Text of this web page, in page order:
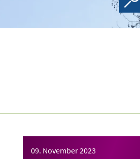
09. November 2023